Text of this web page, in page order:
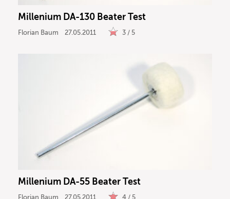
Millenium DA-130 Beater Test
Florian Baum 27.05.2011 3 / 5
Millenium DA-55 Beater Test
Florian Baum 27.05.2011 4 / 5